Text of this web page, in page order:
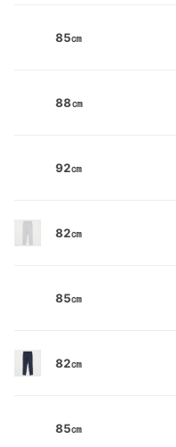
85㎝
88㎝
92㎝
82㎝
85㎝
82㎝
85㎝